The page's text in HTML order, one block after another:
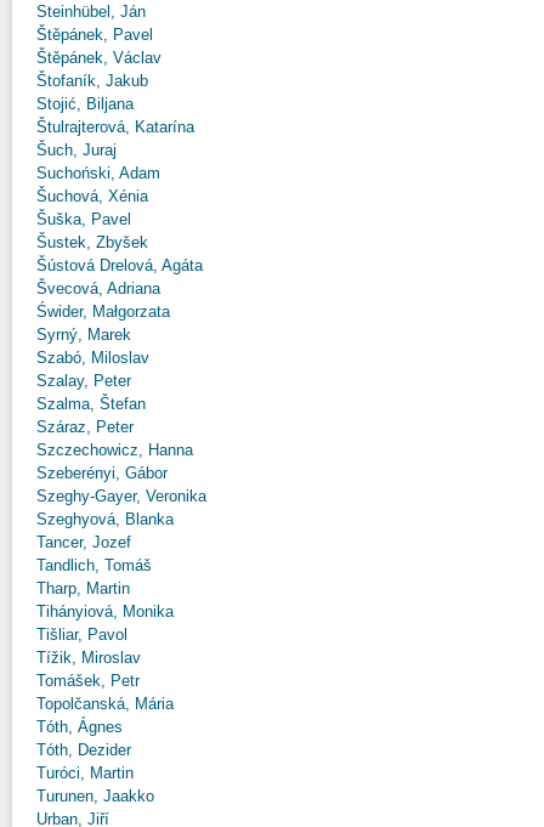
Steinhübel, Ján
Štěpánek, Pavel
Štěpánek, Václav
Štofaník, Jakub
Stojić, Biljana
Štulrajterová, Katarína
Šuch, Juraj
Suchoński, Adam
Šuchová, Xénia
Šuška, Pavel
Šustek, Zbyšek
Šústová Drelová, Agáta
Švecová, Adriana
Świder, Małgorzata
Syrný, Marek
Szabó, Miloslav
Szalay, Peter
Szalma, Štefan
Száraz, Peter
Szczechowicz, Hanna
Szeberényi, Gábor
Szeghy-Gayer, Veronika
Szeghyová, Blanka
Tancer, Jozef
Tandlich, Tomáš
Tharp, Martin
Tihányiová, Monika
Tišliar, Pavol
Tížik, Miroslav
Tomášek, Petr
Topolčanská, Mária
Tóth, Ágnes
Tóth, Dezider
Turóci, Martin
Turunen, Jaakko
Urban, Jiří